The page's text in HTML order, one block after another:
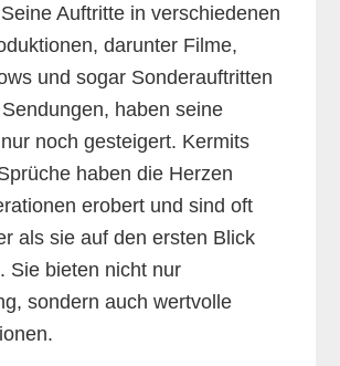
Auftritte in verschiedenen
darunter Filme,
und sogar Sonderauftritten
haben seine
noch gesteigert. Kermits
haben die Herzen
erobert und sind oft
als sie auf den ersten Blick
Sie bieten nicht nur
sondern auch wertvolle